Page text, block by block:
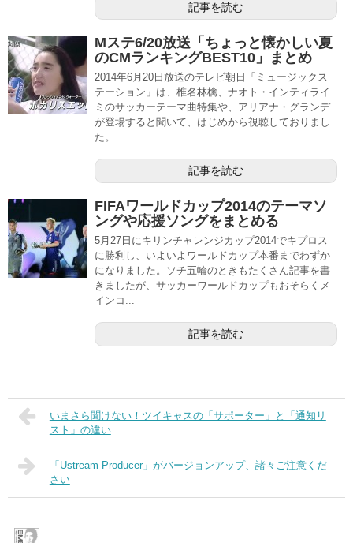
記事を読む
Mステ6/20放送「ちょっと懐かしい夏
のCMランキングBEST10」まとめ
2014年6月20日放送のテレビ朝日「ミュージックス
テーション」は、椎名林檎、ナオト・インティライ
ミのサッカーテーマ曲特集や、アリアナ・グランデ
が登場すると聞いて、はじめから視聴しておりまし
た。 ...
記事を読む
FIFAワールドカップ2014のテーマソ
ングや応援ソングをまとめる
5月27日にキリンチャレンジカップ2014でキプロス
に勝利し、いよいよワールドカップ本番までわずか
になりました。ソチ五輪のときもたくさん記事を書
きましたが、サッカーワールドカップもおそらくメ
インコ...
記事を読む
いまさら聞けない！ツイキャスの「サポーター」と「通知リ
スト」の違い
「Ustream Producer」がバージョンアップ、諸々ご注意くだ
さい